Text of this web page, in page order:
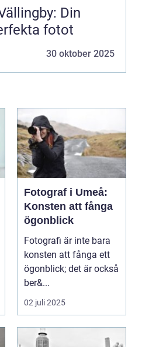
Din
fotot
30 oktober 2025
Fotograf i Umeå:
Konsten att fånga
ögonblick
Fotografi är inte bara
konsten att fånga ett
ögonblick; det är också
ber&...
02 juli 2025